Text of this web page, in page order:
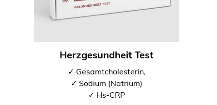
Herzgesundheit Test
✓ Gesamtcholesterin,
✓ Sodium (Natrium)
✓ Hs-CRP